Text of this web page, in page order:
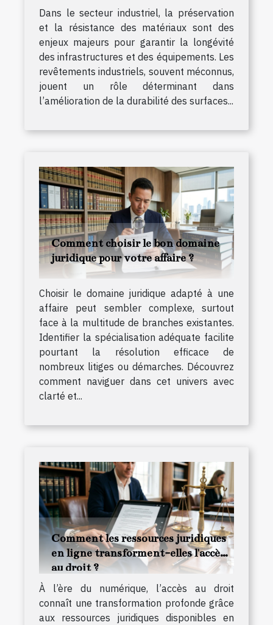
Dans le secteur industriel, la préservation
et la résistance des matériaux sont des
enjeux majeurs pour garantir la longévité
des infrastructures et des équipements. Les
revêtements industriels, souvent méconnus,
jouent un rôle déterminant dans
l’amélioration de la durabilité des surfaces...
Comment choisir le bon domaine
juridique pour votre affaire ?
Choisir le domaine juridique adapté à une
affaire peut sembler complexe, surtout
face à la multitude de branches existantes.
Identifier la spécialisation adéquate facilite
pourtant la résolution efficace de
nombreux litiges ou démarches. Découvrez
comment naviguer dans cet univers avec
clarté et...
Comment les ressources juridiques
en ligne transforment-elles l'accès
au droit ?
À l’ère du numérique, l’accès au droit
connaît une transformation profonde grâce
aux ressources juridiques disponibles en